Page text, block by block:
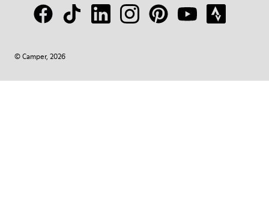
© Camper, 2026